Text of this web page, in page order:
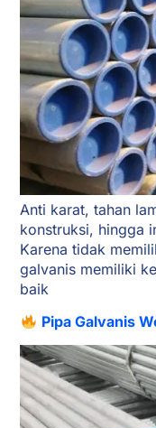
Anti karat, tahan
konstruksi, hingga
Karena tidak
galvanis memiliki
baik
Pipa Galvanis